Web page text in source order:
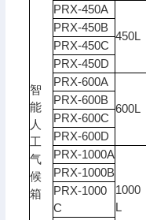
智
能
人
工
气
候
箱
PRX-450A
450L
PRX-450B
PRX-450C
PRX-450D
PRX-600A
600L
PRX-600B
PRX-600C
PRX-600D
PRX-1000A
1000
L
PRX-1000B
PRX-1000
C